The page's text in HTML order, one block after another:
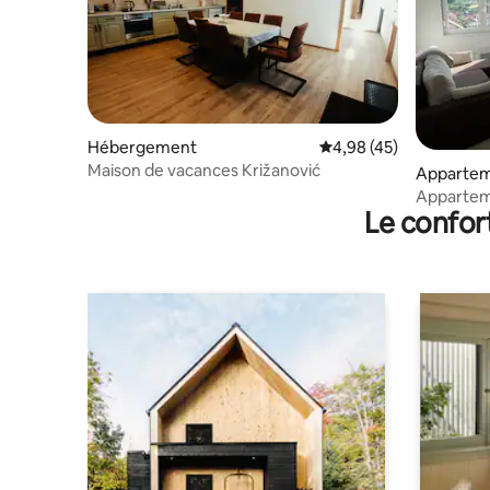
Hébergement Évaluation moyenne
4,98 (45)
Maison de vacances Križanović
Modriča
Le